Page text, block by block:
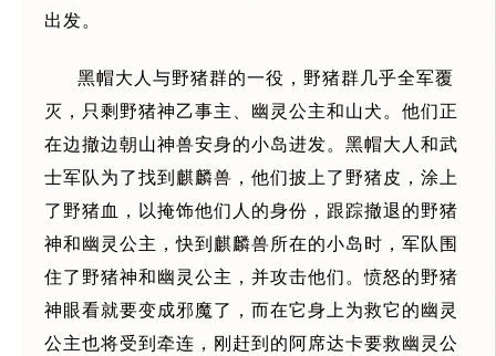
出发。
黑帽大人与野猪群的一役，野猪群几乎全军覆
灭，只剩野猪神乙事主、幽灵公主和山犬。他们正
在边撤边朝山神兽安身的小岛进发。黑帽大人和武
士军队为了找到麒麟兽，他们披上了野猪皮，涂上
了野猪血，以掩饰他们人的身份，跟踪撤退的野猪
神和幽灵公主，快到麒麟兽所在的小岛时，军队围
住了野猪神和幽灵公主，并攻击他们。愤怒的野猪
神眼看就要变成邪魔了，而在它身上为救它的幽灵
公主也将受到牵连，刚赶到的阿席达卡要救幽灵公